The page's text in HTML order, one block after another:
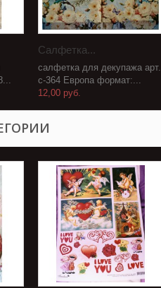
Салфетка...
салфетка для декупажа арт.
с-364 Европа формат:...
12,00 руб.